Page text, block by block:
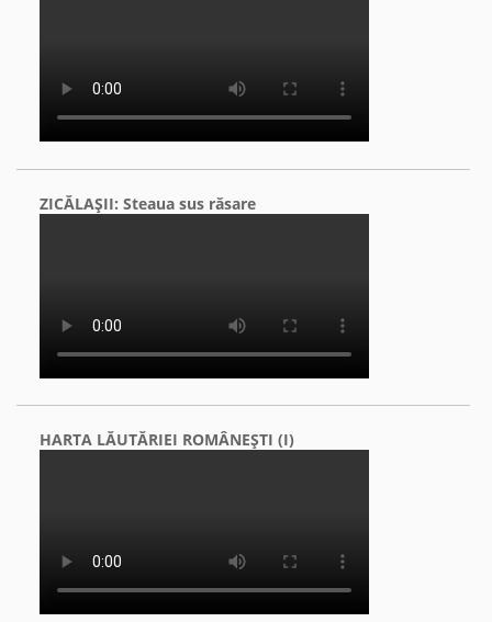
ZICĂLAŞII: Steaua sus răsare
HARTA LĂUTĂRIEI ROMÂNEŞTI (I)